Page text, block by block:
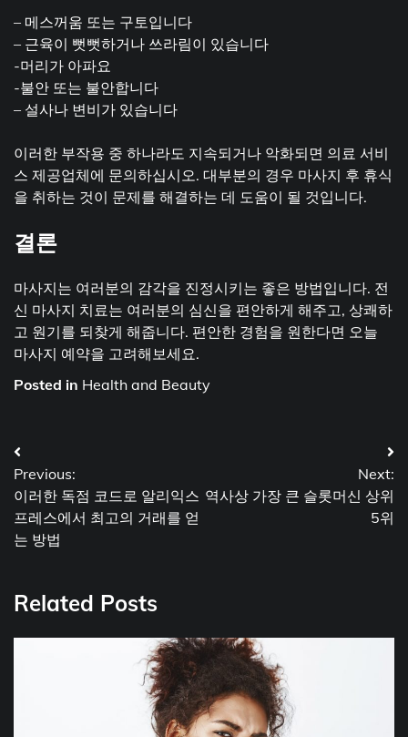
– 메스꺼움 또는 구토입니다
– 근육이 뻣뻣하거나 쓰라림이 있습니다
-머리가 아파요
-불안 또는 불안합니다
– 설사나 변비가 있습니다
이러한 부작용 중 하나라도 지속되거나 악화되면 의료 서비
스 제공업체에 문의하십시오. 대부분의 경우 마사지 후 휴식
을 취하는 것이 문제를 해결하는 데 도움이 될 것입니다.
결론
마사지는 여러분의 감각을 진정시키는 좋은 방법입니다. 전
신 마사지 치료는 여러분의 심신을 편안하게 해주고, 상쾌하
고 원기를 되찾게 해줍니다. 편안한 경험을 원한다면 오늘
마사지 예약을 고려해보세요.
Posted in Health and Beauty
Post
navigation
Previous:
이러한 독점 코드로 알리익스
프레스에서 최고의 거래를 얻
는 방법
Next:
역사상 가장 큰 슬롯머신 상위
5위
Related Posts